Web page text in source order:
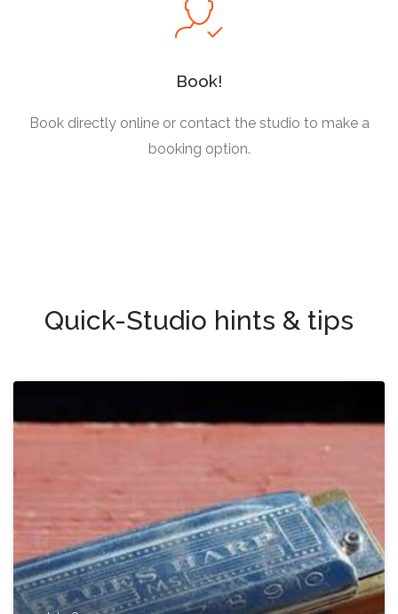
Book!
Book directly online or contact the studio to make a
booking option.
Quick-Studio hints & tips